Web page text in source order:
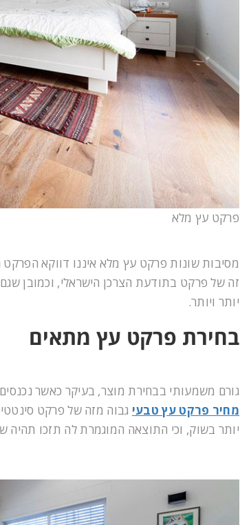
פרקט עץ מלא
מסיבות שונות פרקט עץ מלא איננו דווקא
זה של פרקט בתודעת הצרכן הישראלי, וכמובן
יותר ויותר.
בחירת פרקט עץ מתאים
גורם משמעותי בבחירת מוצר, בעיקר כאשר
מחיר פרקט עץ טבעי גבוה מזה של פרקט
יותר בשוק, וכי התוצאה המוגמרת לה תזכו תהיה